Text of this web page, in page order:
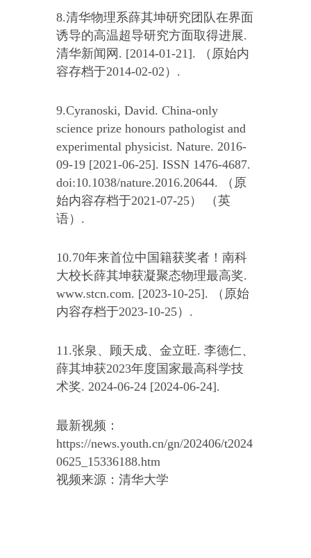
8.清华物理系薛其坤研究团队在界面
诱导的高温超导研究方面取得进展.
清华新闻网. [2014-01-21]. （原始内
容存档于2014-02-02）.
9.Cyranoski, David. China-only
science prize honours pathologist and
experimental physicist. Nature. 2016-
09-19 [2021-06-25]. ISSN 1476-4687.
doi:10.1038/nature.2016.20644. （原
始内容存档于2021-07-25） （英
语）.
10.70年来首位中国籍获奖者！南科
大校长薛其坤获凝聚态物理最高奖.
www.stcn.com. [2023-10-25]. （原始
内容存档于2023-10-25）.
11.张泉、顾天成、金立旺. 李德仁、
薛其坤获2023年度国家最高科学技
术奖. 2024-06-24 [2024-06-24].
最新视频：
https://news.youth.cn/gn/202406/t2024
0625_15336188.htm
视频来源：清华大学